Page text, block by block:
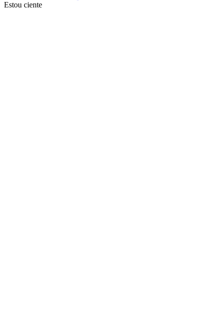
Estou ciente